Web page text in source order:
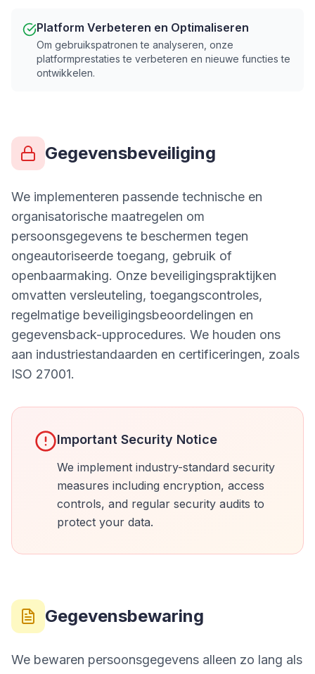
Platform Verbeteren en Optimaliseren
Om gebruikspatronen te analyseren, onze
platformprestaties te verbeteren en nieuwe functies te
ontwikkelen.
Gegevensbeveiliging
We implementeren passende technische en
organisatorische maatregelen om
persoonsgegevens te beschermen tegen
ongeautoriseerde toegang, gebruik of
openbaarmaking. Onze beveiligingspraktijken
omvatten versleuteling, toegangscontroles,
regelmatige beveiligingsbeoordelingen en
gegevensback-upprocedures. We houden ons
aan industriestandaarden en certificeringen, zoals
ISO 27001.
Important Security Notice
We implement industry-standard security
measures including encryption, access
controls, and regular security audits to
protect your data.
Gegevensbewaring
We bewaren persoonsgegevens alleen zo lang als